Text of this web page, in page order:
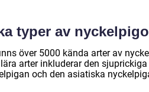
typer av
över 5000 kända arter av
arter inkluderar den
och den asiatiska